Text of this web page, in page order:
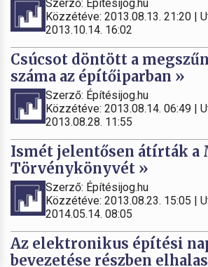
Szerző: Építésijog.hu
Közzétéve: 2013.08.13. 21:20 |
2013.10.14. 16:02
Csúcsot döntött a
száma az építőiparban »
Szerző: Építésijog.hu
Közzétéve: 2013.08.14. 06:49 |
2013.08.28. 11:55
Ismét jelentősen átírták a
Törvénykönyvét »
Szerző: Építésijog.hu
Közzétéve: 2013.08.23. 15:05 |
2014.05.14. 08:05
Az elektronikus építési
bevezetése részben